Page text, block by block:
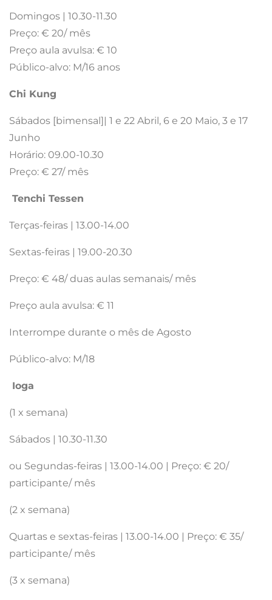
Domingos | 10.30-11.30
Preço: € 20/ mês
Preço aula avulsa: € 10
Público-alvo: M/16 anos
Chi Kung
Sábados [bimensal]| 1 e 22 Abril, 6 e 20 Maio, 3 e 17
Junho
Horário: 09.00-10.30
Preço: € 27/ mês
Tenchi Tessen
Terças-feiras | 13.00-14.00
Sextas-feiras | 19.00-20.30
Preço: € 48/ duas aulas semanais/ mês
Preço aula avulsa: € 11
Interrompe durante o mês de Agosto
Público-alvo: M/18
Ioga
(1 x semana)
Sábados | 10.30-11.30
ou Segundas-feiras | 13.00-14.00 | Preço: € 20/
participante/ mês
(2 x semana)
Quartas e sextas-feiras | 13.00-14.00 | Preço: € 35/
participante/ mês
(3 x semana)